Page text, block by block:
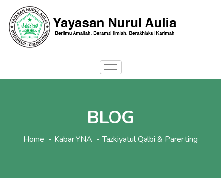
BLOG
Home Kabar YNA Tazkiyatul Qalbi & Parenting